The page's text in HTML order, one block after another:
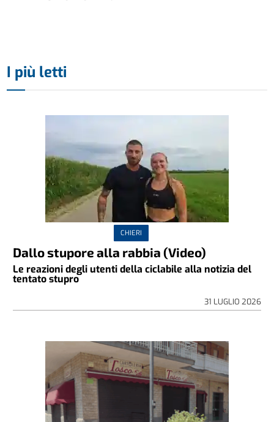
I più letti
CHIERI
Dallo stupore alla rabbia (Video)
Le reazioni degli utenti della ciclabile alla notizia del
tentato stupro
31 LUGLIO 2026